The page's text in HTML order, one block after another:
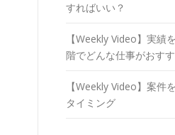
すればいい？
【Weekly Video】実績
階でどんな仕事がおす
【Weekly Video】案件
タイミング